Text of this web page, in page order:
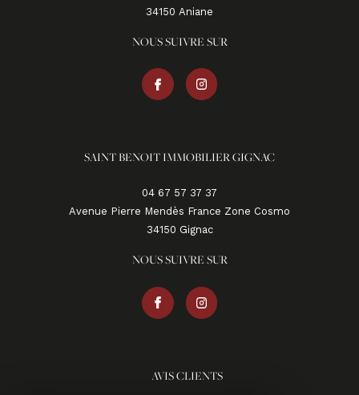
34150
aniane
NOUS SUIVRE SUR
SAINT BENOIT IMMOBILIER GIGNAC
04 67 57 37 37
Avenue Pierre Mendès France Zone Cosmo
34150
gignac
NOUS SUIVRE SUR
AVIS CLIENTS